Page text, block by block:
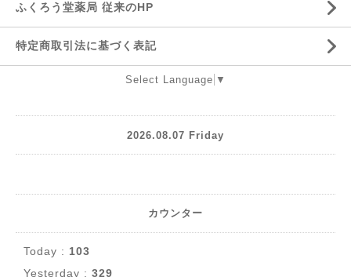
ふくろう堂薬局 従来のHP
特定商取引法に基づく表記
Select Language ▼
2026.08.07 Friday
カウンター
Today : 103
Yesterday : 329